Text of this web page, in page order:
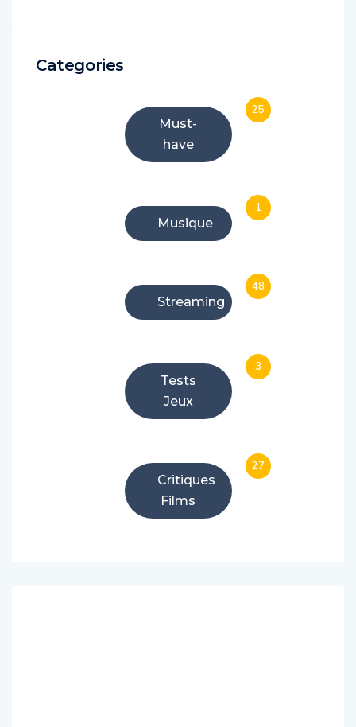
Categories
Must-
have
25
Musique
1
Streaming
48
Tests
Jeux
3
Critiques
Films
27